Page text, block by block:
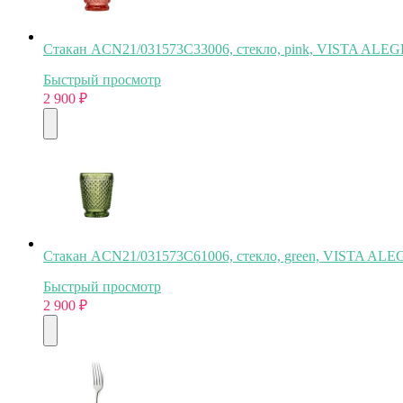
Стакан ACN21/031573C33006, стекло, pink, VISTA
Быстрый просмотр
2 900 ₽
Стакан ACN21/031573C61006, стекло, green, VISTA
Быстрый просмотр
2 900 ₽